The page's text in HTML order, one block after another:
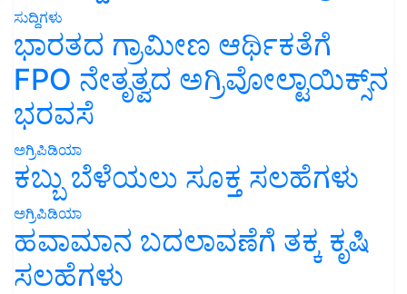
ಸುದ್ದಿಗಳು
ಭಾರತದ ಗ್ರಾಮೀಣ ಆರ್ಥಿಕತೆಗೆ
FPO ನೇತೃತ್ವದ ಅಗ್ರಿವೋಲ್ಟಾಯಿಕ್ಸ್‌ನ
ಭರವಸೆ
ಅಗ್ರಿಪಿಡಿಯಾ
ಕಬ್ಬು ಬೆಳೆಯಲು ಸೂಕ್ತ ಸಲಹೆಗಳು
ಅಗ್ರಿಪಿಡಿಯಾ
ಹವಾಮಾನ ಬದಲಾವಣೆಗೆ ತಕ್ಕ ಕೃಷಿ
ಸಲಹೆಗಳು